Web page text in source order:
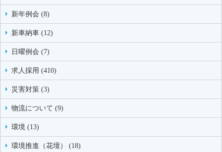
新年例会 (8)
新車納車 (12)
日曜例会 (7)
求人採用 (410)
災害対策 (3)
物流について (9)
環境 (13)
環境推進（花壇） (18)